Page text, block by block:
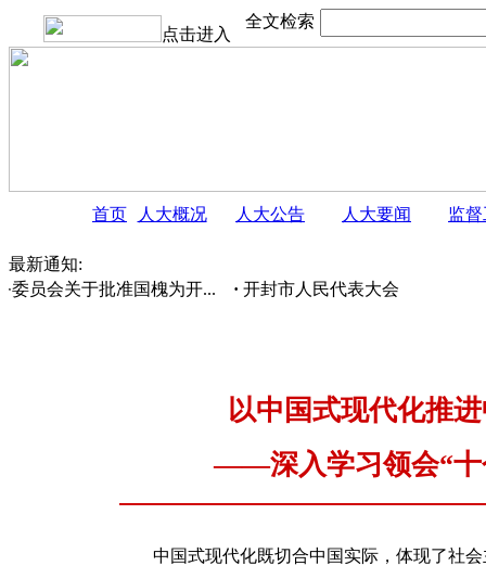
点击进入
全文检索
首页 人大概况 人大公告 人大要闻 监
最新通知:
员会关于批准国槐为开...
开封市人民代表大会常务委员会
以中国式现代化推
——深入学习领会“十
中国式现代化既切合中国实际，体现了社会